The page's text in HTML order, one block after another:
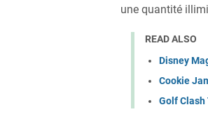
une quantité
READ ALSO
Disney
Cookie
Golf Clash